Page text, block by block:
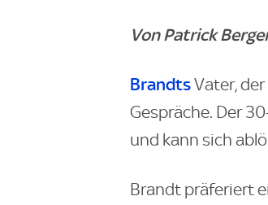
Von Patrick
BrandtsVater,
Gespräche. Der
und kann sich
Brandt präferiert